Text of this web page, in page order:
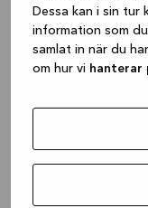
Dessa kan i sin tur
information som
samlat in när du
om hur vi hanterar